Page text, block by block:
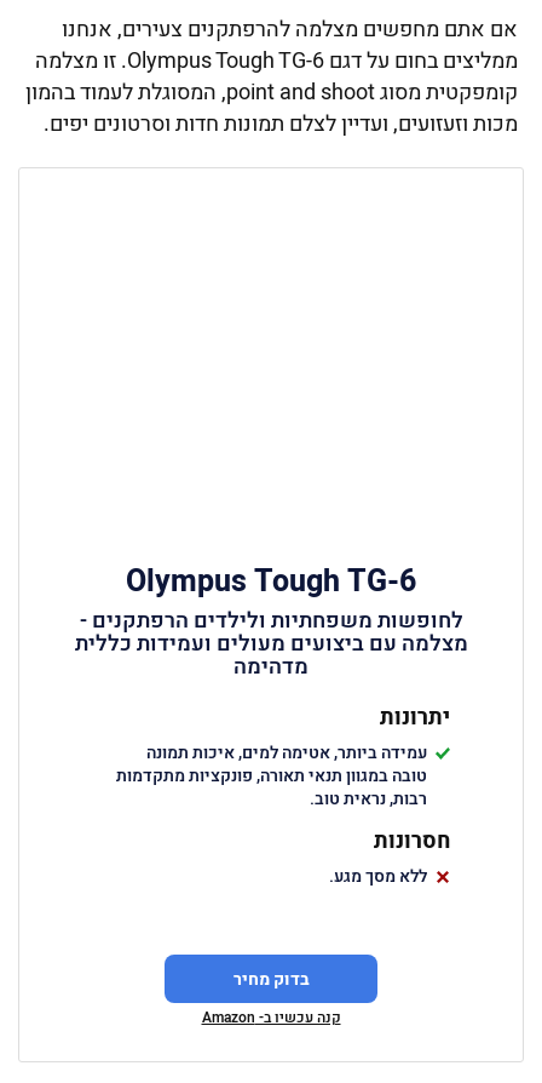
אם אתם מחפשים מצלמה להרפתקנים צעירים, אנחנו
ממליצים בחום על דגם Olympus Tough TG-6. זו מצלמה
קומפקטית מסוג point and shoot, המסוגלת לעמוד בהמון
מכות וזעזועים, ועדיין לצלם תמונות חדות וסרטונים יפים.
Olympus Tough TG-6
לחופשות משפחתיות ולילדים הרפתקנים -
מצלמה עם ביצועים מעולים ועמידות כללית
מדהימה
יתרונות
עמידה ביותר, אטימה למים, איכות תמונה
טובה במגוון תנאי תאורה, פונקציות מתקדמות
רבות, נראית טוב.
חסרונות
ללא מסך מגע.
בדוק מחיר
קנה עכשיו ב- Amazon